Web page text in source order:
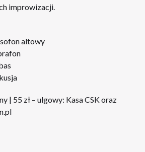
improwizacji.
altowy
| 55 zł – ulgowy: Kasa CSK oraz